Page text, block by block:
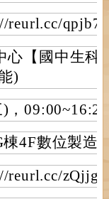
reurl.cc/qpjb73
心【國中生科
)
09:00~16:20
4F數位製造
reurl.cc/